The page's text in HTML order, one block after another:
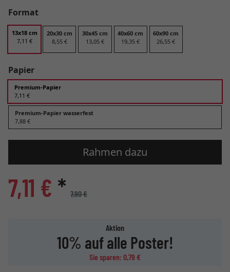
Format
13x18 cm
7,11 €
20x30 cm
8,55 €
30x45 cm
13,05 €
40x60 cm
19,35 €
60x90 cm
26,55 €
Papier
Premium-Papier
7,11 €
Premium-Papier wasserfest
7,88 €
Rahmen dazu
7,11 € * 7,90 €
Aktion
10% auf alle Poster!
Sie sparen: 0,79 €